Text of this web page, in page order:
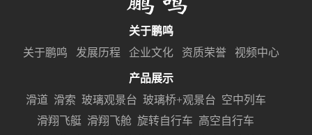
关于鹏鸣
关于鹏鸣
发展历程 企业文化 资质荣誉 视频中心
产品展示
滑道 滑索 玻璃观景台 玻璃桥+观景台 空中列车
滑翔飞艇 滑翔飞舱 旋转自行车 高空自行车